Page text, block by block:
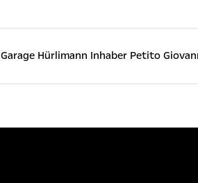
Garage Hürlimann Inhaber Petito